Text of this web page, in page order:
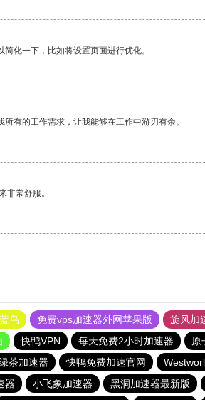
化一下，比如将设置页面进行优化。
有的工作需求，让我能够在工作中游刃有余。
非常舒服。
鸟 免费vps加速器外网苹果版 旋风加
快鸭VPN 每天免费2小时加速器 原
茶加速器 快鸭免费加速官网
器 小飞象加速器 黑洞加速器最新版